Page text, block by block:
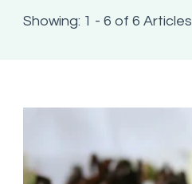
Showing: 1 - 6 of 6 Articles